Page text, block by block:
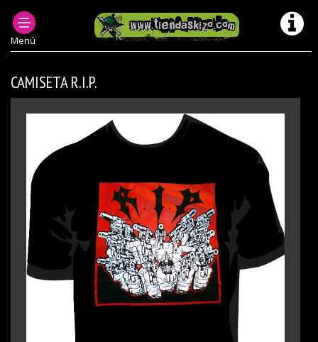
Menú
ROPA PUNK HOMBRE CAMISETAS PUNK & OI (CHICOS)
CAMISETA R.I.P.